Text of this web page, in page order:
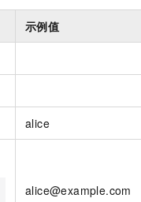
示例值
alice
alice@example.com